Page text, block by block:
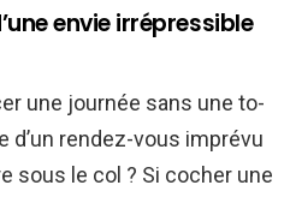
envie irrépressible
une journée sans une to-
d’un rendez-vous imprévu
sous le col ? Si cocher une